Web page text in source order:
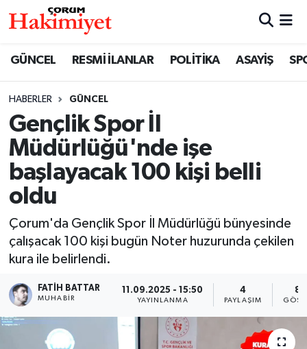
GÜNCEL RESMİ İLANLAR POLİTİKA ASAYİŞ
HABERLER GÜNCEL
Gençlik Spor İl
Müdürlüğü'nde işe
başlayacak 100 kişi belli
oldu
Çorum'da Gençlik Spor İl Müdürlüğü bünyesinde
çalışacak 100 kişi bugün Noter huzurunda çekilen
kura ile belirlendi.
FATIH BATTAR
MUHABIR
11.09.2025 - 15:50
YAYINLANMA
4
PAYLAŞIM
SAĞLIK
ASAYİŞ
EKONOMİ
GÜNCEL
AKTÜEL
EĞİTİM
İLÇELER
Nöbetçi Eczaneler
Çorum Namaz Vakitleri
Trafik Durumu
Süper Lig Puan Durumu ve Fikstür
Tüm Manşetler
Son Dakika Haberleri
Haber Arşivi